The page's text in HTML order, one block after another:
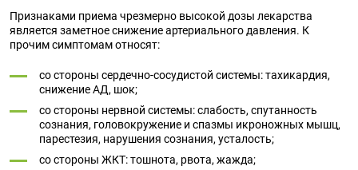
Признаками приема чрезмерно высокой дозы лекарства
является заметное снижение артериального давления. К
прочим симптомам относят:
со стороны сердечно-сосудистой системы: тахикардия,
снижение АД, шок;
со стороны нервной системы: слабость, спутанность
сознания, головокружение и спазмы икроножных мышц,
парестезия, нарушения сознания, усталость;
со стороны ЖКТ: тошнота, рвота, жажда;